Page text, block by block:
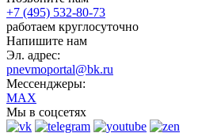
+7 (495) 532-80-73
работаем круглосуточно
Напишите нам
Эл. адрес:
pnevmoportal@bk.ru
Мессенджеры:
MAX
Мы в соцсетях